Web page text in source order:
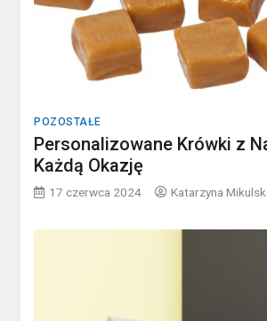
POZOSTAŁE
Personalizowane Krówki z
Każdą Okazję
17 czerwca 2024 Katarzyna